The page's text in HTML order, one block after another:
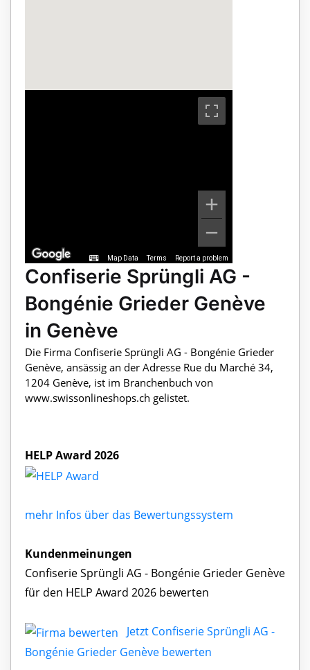
Map Data Terms Report a problem
Confiserie Sprüngli AG -
Bongénie Grieder Genève
in Genève
Die Firma Confiserie Sprüngli AG - Bongénie Grieder
Genève, ansässig an der Adresse Rue du Marché 34,
1204 Genève, ist im Branchenbuch von
www.swissonlineshops.ch gelistet.
HELP Award 2026
mehr Infos über das Bewertungssystem
Kundenmeinungen
Confiserie Sprüngli AG - Bongénie Grieder Genève
für den HELP Award 2026 bewerten
Jetzt Confiserie Sprüngli AG -
Bongénie Grieder Genève bewerten